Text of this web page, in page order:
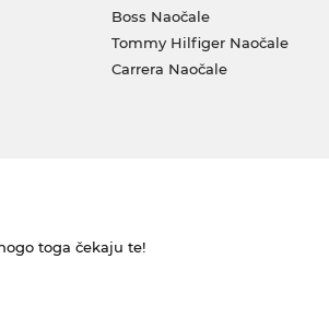
Boss Naočale
Tommy Hilfiger Naočale
Carrera Naočale
toga čekaju te!